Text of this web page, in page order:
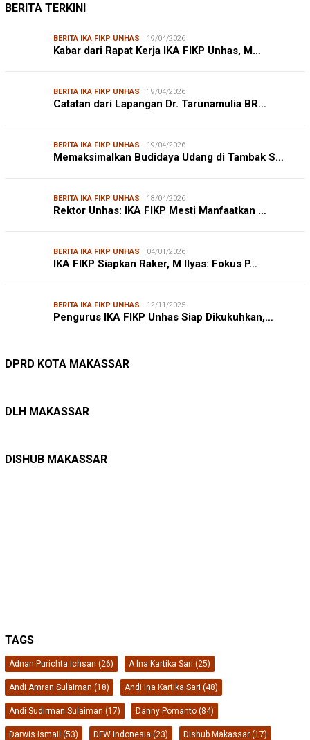
BERITA TERKINI
BERITA IKA FIKP UNHAS 19/04/2026
Kabar dari Rapat Kerja IKA FIKP Unhas, M…
BERITA IKA FIKP UNHAS 19/04/2026
Catatan dari Lapangan Dr. Tarunamulia BR…
BERITA IKA FIKP UNHAS 19/04/2026
Memaksimalkan Budidaya Udang di Tambak S…
BERITA IKA FIKP UNHAS 18/04/2026
Rektor Unhas: IKA FIKP Mesti Manfaatkan …
BERITA IKA FIKP UNHAS 04/01/2026
IKA FIKP Siapkan Raker, M Ilyas: Fokus P…
BERITA IKA FIKP UNHAS 12/11/2025
Pengurus IKA FIKP Unhas Siap Dikukuhkan,…
DPRD KOTA MAKASSAR
Kepuasan Publik Tinggi, Andi Makmur Nila…
DLH MAKASSAR
Belanja Pemerintah Bisa Menyelamatkan Hu…
DISHUB MAKASSAR
Pete-pete Laut Makassar Siap Beroperasi …
TAGS
Adnan Purichta Ichsan (26) A Ina Kartika Sari (25)
Andi Amran Sulaiman (18) Andi Ina Kartika Sari (48)
Andi Sudirman Sulaiman (17) Danny Pomanto (84)
Darwis Ismail (53) DFW Indonesia (23) Dishub Makassar (17)